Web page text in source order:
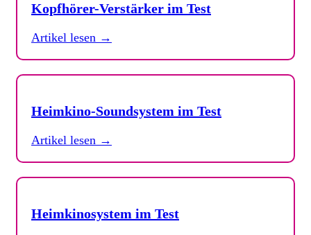
Kopfhörer-Verstärker im Test
Artikel lesen →
Heimkino-Soundsystem im Test
Artikel lesen →
Heimkinosystem im Test